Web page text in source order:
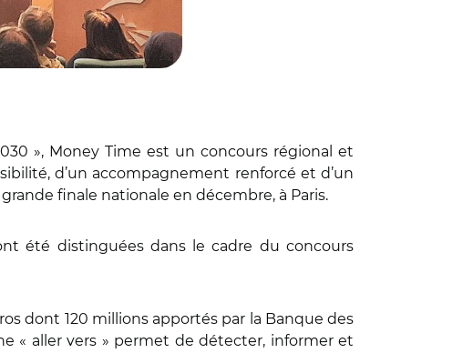
», Money Time est un concours régional et
d’un accompagnement renforcé et d’un
finale nationale en décembre, à Paris.
été distinguées dans le cadre du concours
dont 120 millions apportés par la Banque des
« aller vers » permet de détecter, informer et